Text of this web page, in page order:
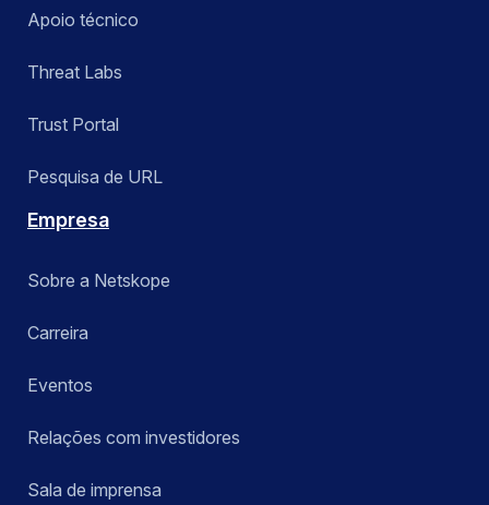
Apoio técnico
Threat Labs
Trust Portal
Pesquisa de URL
Empresa
Sobre a Netskope
Carreira
Eventos
Relações com investidores
Sala de imprensa